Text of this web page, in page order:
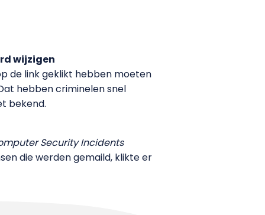
wijzigen
de link geklikt hebben moeten
hebben criminelen snel
bekend.
Security Incidents
die werden gemaild, klikte er